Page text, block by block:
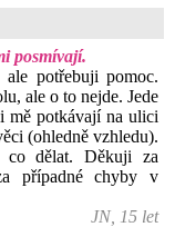
posmívají.
potřebuji pomoc.
ale o to nejde. Jede
mě potkávají na ulici
(ohledně vzhledu).
dělat. Děkuji za
případné chyby v
JN, 15 let